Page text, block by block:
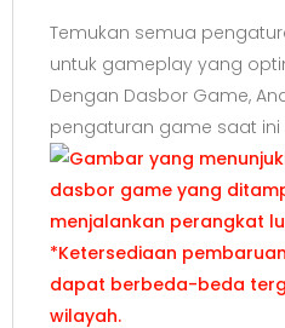
Temukan semua
untuk gameplay yang
Dengan Dasbor Game,
pengaturan game saat
*Ketersediaan
dapat berbeda-beda
wilayah.